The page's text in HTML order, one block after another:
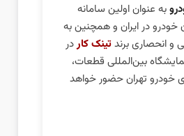
به عنوان اولین سامانه
خودرو در ایران و همچنین به
و انحصاری برندتینک کاردر
بین‌المللی قطعات،
خودرو تهران حضور خواهد